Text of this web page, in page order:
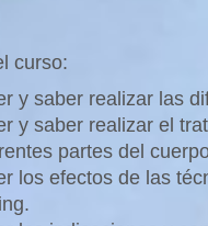
curso:
y saber realizar las
y saber realizar el
partes del
los efectos de las